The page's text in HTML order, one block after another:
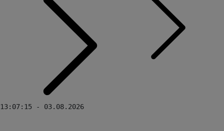
13:07:15 - 03.08.2026